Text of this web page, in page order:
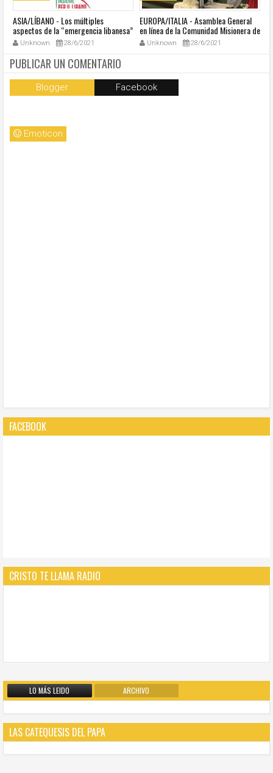
ASIA/LÍBANO - Los múltiples
aspectos de la “emergencia libanesa”
al centro de la cumbre eclesial
convocada por el Papa Francisco
Unknown 28/6/2021
EUROPA/ITALIA - Asamblea General
en línea de la Comunidad Misionera de
Villaregia
Unknown 28/6/2021
PUBLICAR UN COMENTARIO
Blogger Facebook
Emoticon
FACEBOOK
CRISTO TE LLAMA RADIO
LO MÁS LEIDO ARCHIVO
LAS CATEQUESIS DEL PAPA